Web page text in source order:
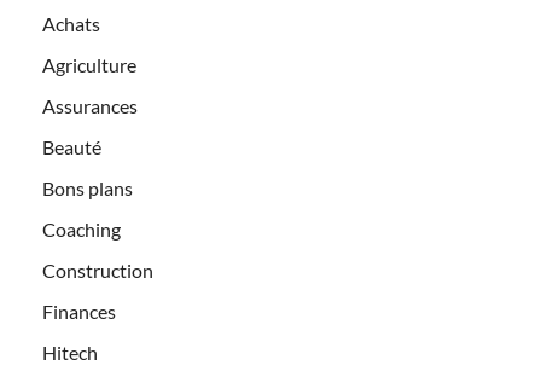
Achats
Agriculture
Assurances
Beauté
Bons plans
Coaching
Construction
Finances
Hitech